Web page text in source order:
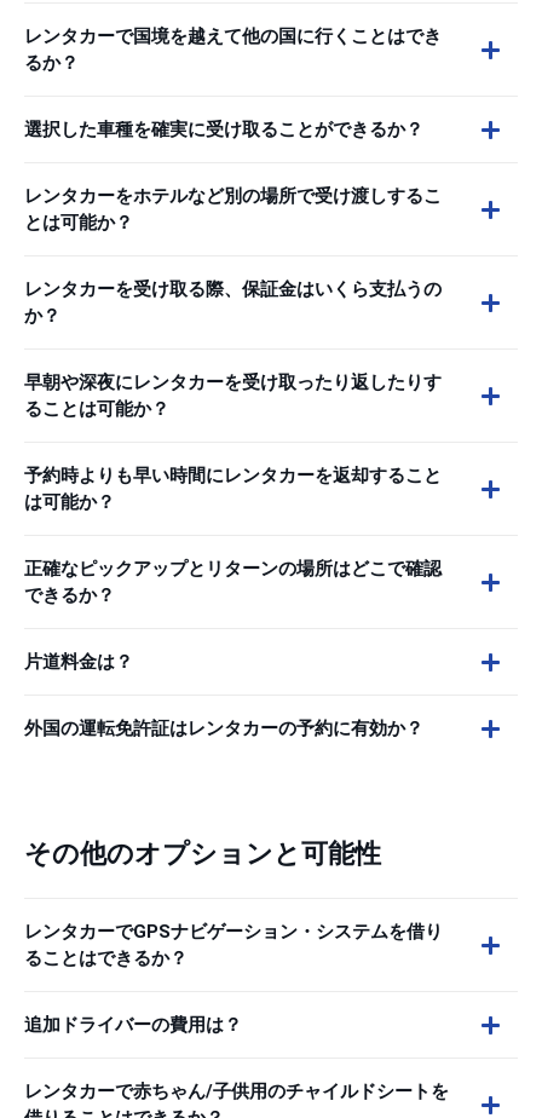
レンタカーで国境を越えて他の国に行くことはでき
るか？
選択した車種を確実に受け取ることができるか？
レンタカーをホテルなど別の場所で受け渡しするこ
とは可能か？
レンタカーを受け取る際、保証金はいくら支払うの
か？
早朝や深夜にレンタカーを受け取ったり返したりす
ることは可能か？
予約時よりも早い時間にレンタカーを返却すること
は可能か？
正確なピックアップとリターンの場所はどこで確認
できるか？
片道料金は？
外国の運転免許証はレンタカーの予約に有効か？
その他のオプションと可能性
レンタカーでGPSナビゲーション・システムを借り
ることはできるか？
追加ドライバーの費用は？
レンタカーで赤ちゃん/子供用のチャイルドシートを